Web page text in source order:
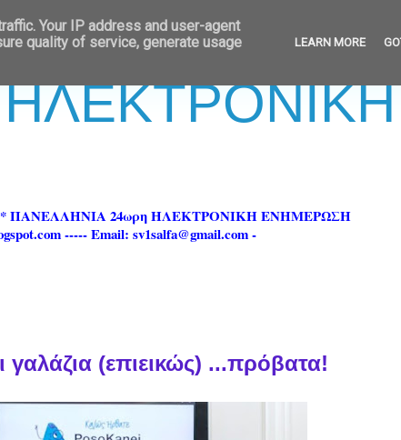
ΗΛΕΚΤΡΟΝΙΚΗ
24ωρη ΗΛΕΚΤΡΟΝΙΚΗ ΕΝΗΜΕΡΩΣΗ
----- Email: sv1salfa@gmail.com -
(επιεικώς) ...πρόβατα!
Your IP address and user-agent
quality of service, generate usage
LEARN MORE